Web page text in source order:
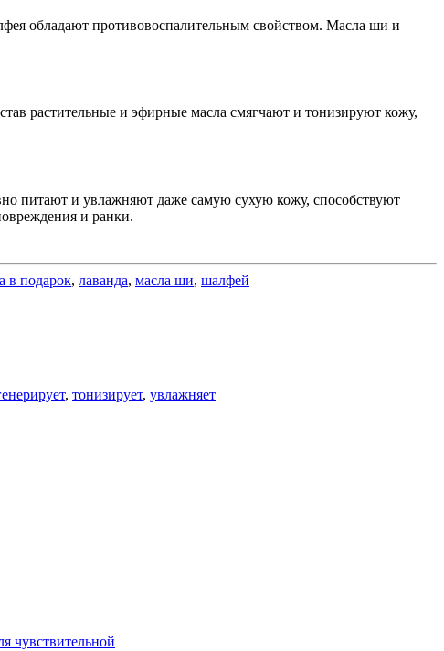
обладают противовоспалительным свойством. Масла ши и
растительные и эфирные масла смягчают и тонизируют кожу,
питают и увлажняют даже самую сухую кожу, способствуют
и ранки.
в подарок, лаванда, масла ши, шалфей
, тонизирует, увлажняет
чувствительной